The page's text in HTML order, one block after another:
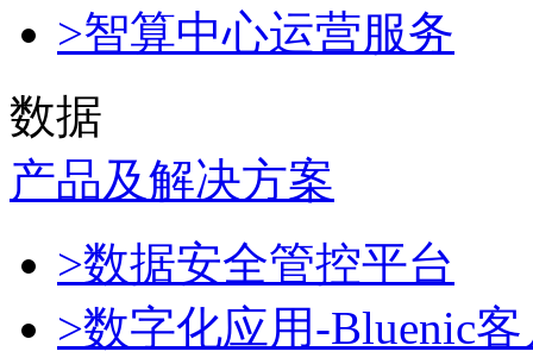
>智算中心运营服务
数据
产品及解决方案
>数据安全管控平台
>数字化应用-Bluenic